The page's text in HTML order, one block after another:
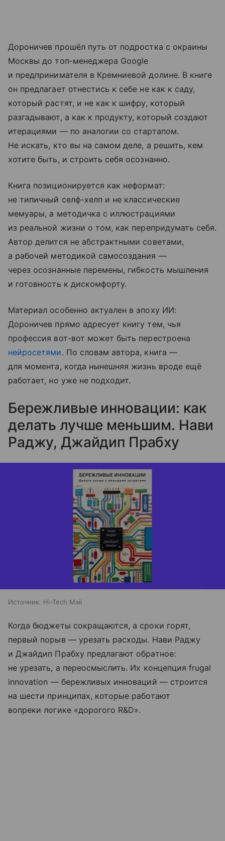
Дороничев прошёл путь от подростка с окраины
Москвы до топ-менеджера Google
и предпринимателя в Кремниевой долине. В книге
он предлагает отнестись к себе не как к саду,
который растят, и не как к шифру, который
разгадывают, а как к продукту, который создают
итерациями — по аналогии со стартапом.
Не искать, кто вы на самом деле, а решить, кем
хотите быть, и строить себя осознанно.
Книга позиционируется как неформат:
не типичный селф-хелп и не классические
мемуары, а методичка с иллюстрациями
из реальной жизни о том, как перепридумать себя.
Автор делится не абстрактными советами,
а рабочей методикой самосоздания —
через осознанные перемены, гибкость мышления
и готовность к дискомфорту.
Материал особенно актуален в эпоху ИИ:
Дороничев прямо адресует книгу тем, чья
профессия вот-вот может быть перестроена
нейросетями. По словам автора, книга —
для момента, когда нынешняя жизнь вроде ещё
работает, но уже не подходит.
Бережливые инновации: как
делать лучше меньшим. Нави
Раджу, Джайдип Прабху
Источник: Hi-Tech Mail
Когда бюджеты сокращаются, а сроки горят,
первый порыв — урезать расходы. Нави Раджу
и Джайдип Прабху предлагают обратное:
не урезать, а переосмыслить. Их концепция frugal
innovation — бережливых инноваций — строится
на шести принципах, которые работают
вопреки логике «дорогого R&D».